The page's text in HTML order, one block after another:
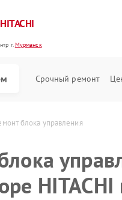
г.Мурманск
Срочный ремонт
блока управления